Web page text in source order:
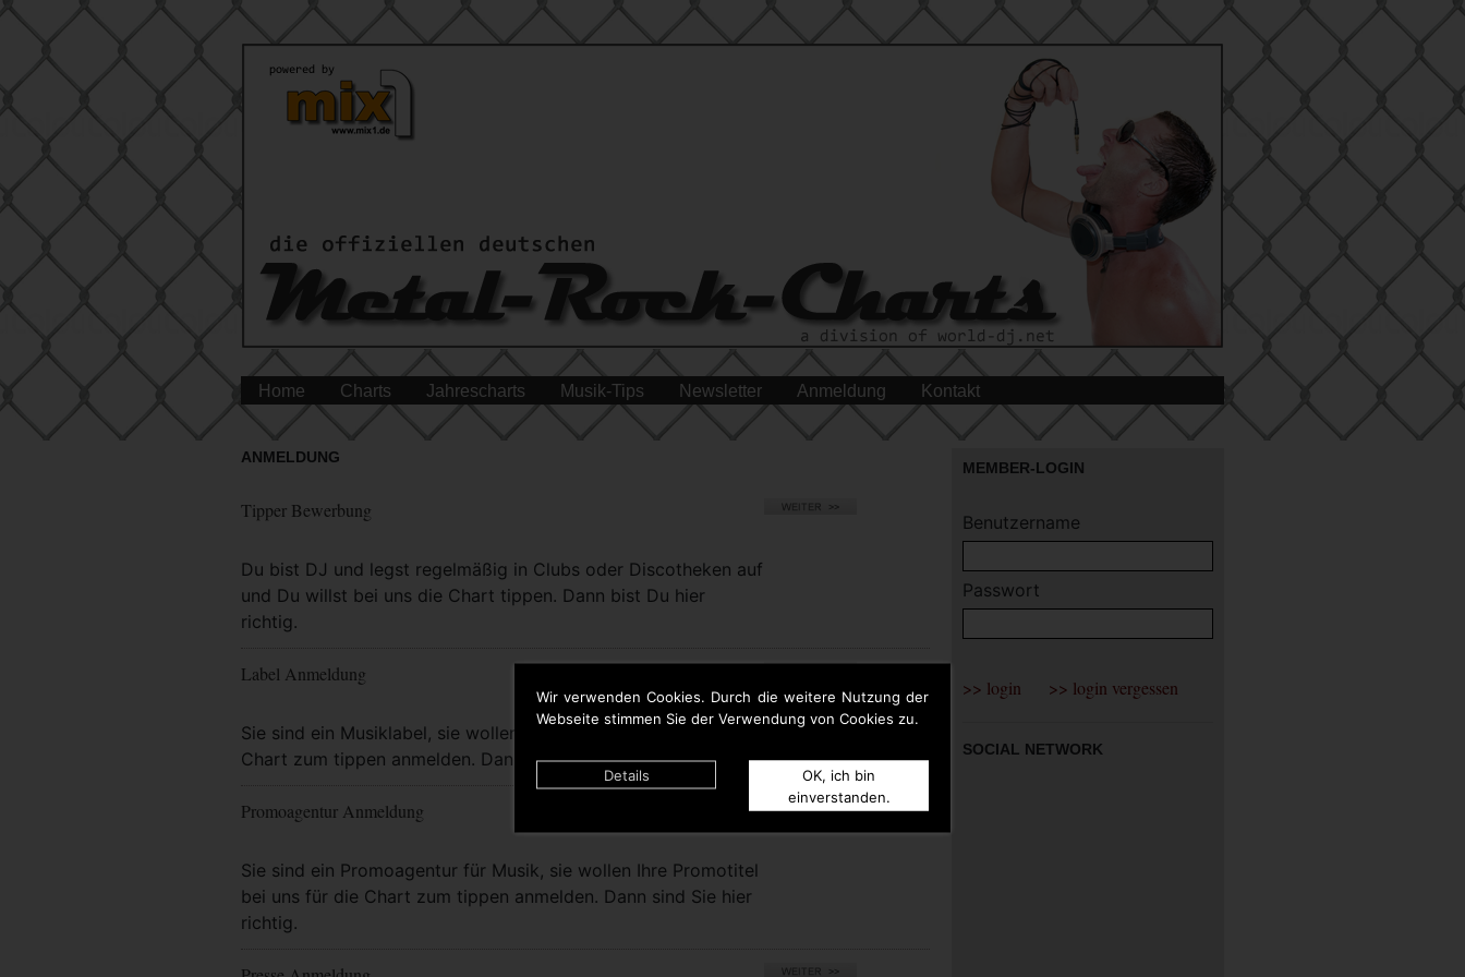
Wir verwenden Cookies. Durch die weitere Nutzung der
Webseite stimmen Sie der Verwendung von Cookies zu.
Details
OK, ich bin
einverstanden.
Home Charts Jahrescharts Musik-Tips Newsletter Anmeldung Kontakt
ANMELDUNG
Tipper Bewerbung
Du bist DJ und legst regelmäßig in Clubs oder Discotheken auf
und Du willst bei uns die Chart tippen. Dann bist Du hier
richtig.
Mehr Info
Label Anmeldung
Sie sind ein Musiklabel, sie wollen bei uns eigene Titel für die
Chart zum tippen anmelden. Dann sind Sie hier richtig.
Mehr Info
Promoagentur Anmeldung
Sie sind ein Promoagentur für Musik, sie wollen Ihre Promotitel
bei uns für die Chart zum tippen anmelden. Dann sind Sie hier
richtig.
Mehr Info
MEMBER-LOGIN
Benutzername
Passwort
SOCIAL NETWORK